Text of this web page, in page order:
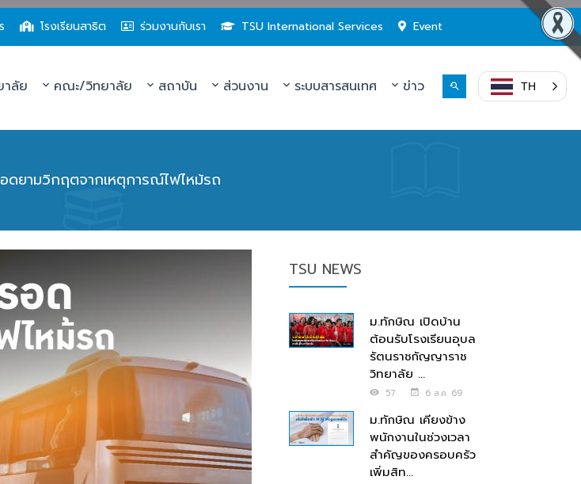
โรงเรียนสาธิต ร่วมงานกับเรา TSU International Services Event
ลัย คณะ/วิทยาลัย สถาบัน ส่วนงาน ระบบสารสนเทศ ข่าว TH
อดยามวิกฤตจากเหตุการณ์ไฟไหม้รถ
TSU NEWS
ม.ทักษิณ เปิดบ้าน
ต้อนรับโรงเรียนอุบล
รัตนราชกัญญาราช
วิทยาลัย ...
57 6 ส.ค. 69
ม.ทักษิณ เคียงข้าง
พนักงานในช่วงเวลา
สำคัญของครอบครัว
เพิ่มสิท...